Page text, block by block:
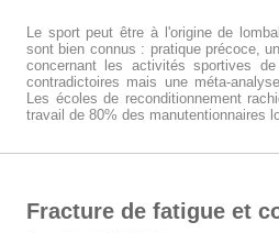
Le sport peut être à l'origine de
sont bien connus : pratique précoce,
concernant les activités sportives
contradictoires mais une méta-
Les écoles de reconditionnement
travail de 80% des manutentionnaires
Fracture de fatigue et